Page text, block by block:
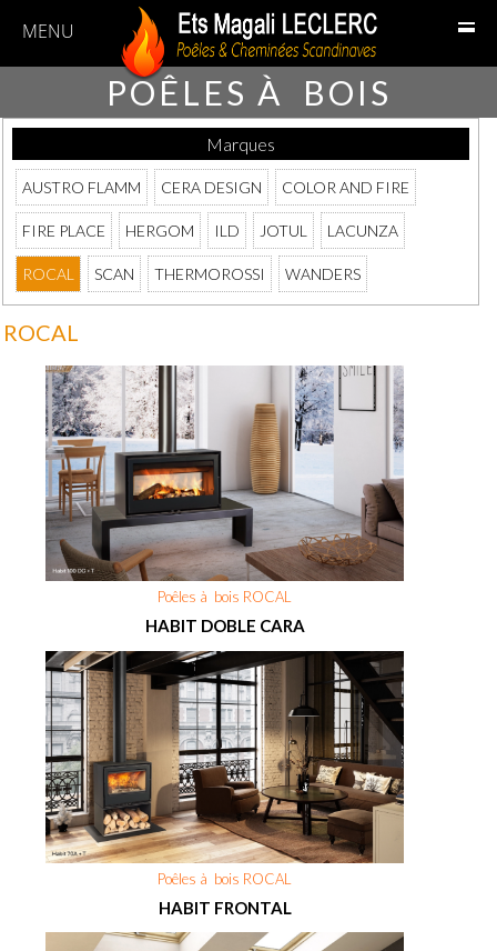
MENU
POÊLES À BOIS
Marques
AUSTRO FLAMM CERA DESIGN COLOR AND FIRE
FIRE PLACE HERGOM ILD JOTUL LACUNZA
ROCAL SCAN THERMOROSSI WANDERS
ROCAL
Poêles à bois ROCAL
HABIT DOBLE CARA
Poêles à bois ROCAL
HABIT FRONTAL